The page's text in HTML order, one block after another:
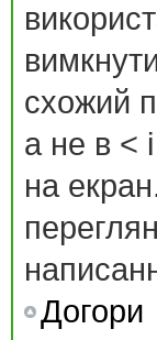
схожий
а не в <
на
Догори